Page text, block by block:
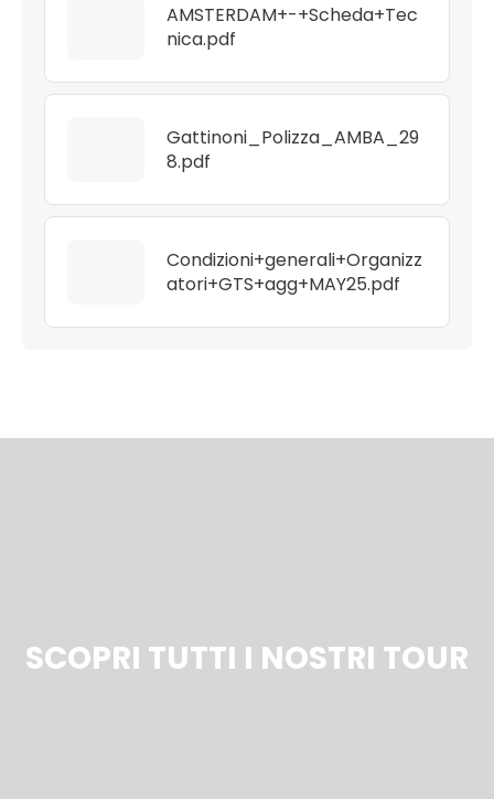
AMSTERDAM+-+Scheda+Tec
nica.pdf
Gattinoni_Polizza_AMBA_29
8.pdf
Condizioni+generali+Organizz
atori+GTS+agg+MAY25.pdf
SCOPRI TUTTI I NOSTRI TOUR